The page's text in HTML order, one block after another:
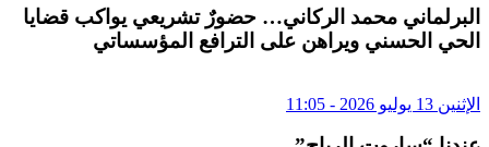
البرلماني محمد الركاني… حضورٌ تشريعي يواكب قضايا
الحي الحسني ويراهن على الترافع المؤسساتي
الإثنين 13 يوليو 2026 - 11:05